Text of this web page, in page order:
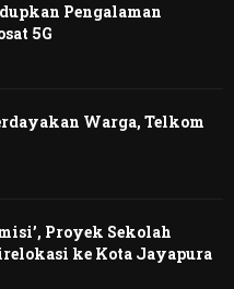
Pengalaman
5G
Warga, Telkom
Proyek Sekolah
ke Kota Jayapura